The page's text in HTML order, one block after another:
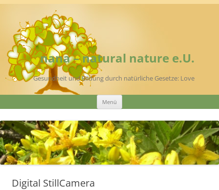
Zum
springen
nana – natural nature e.U.
Gesundheit und Bildung durch natürliche Gesetze: Love
Menü
Digital StillCamera